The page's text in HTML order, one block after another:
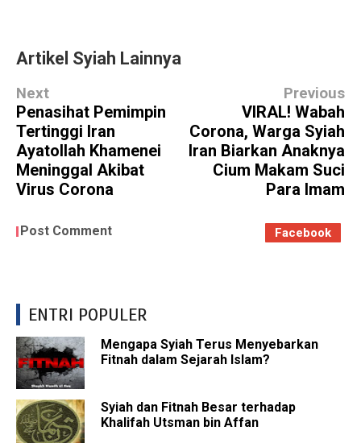
Artikel Syiah Lainnya
Next
Penasihat Pemimpin
Tertinggi Iran
Ayatollah Khamenei
Meninggal Akibat
Virus Corona
Previous
VIRAL! Wabah
Corona, Warga Syiah
Iran Biarkan Anaknya
Cium Makam Suci
Para Imam
Post Comment Facebook
ENTRI POPULER
Mengapa Syiah Terus Menyebarkan
Fitnah dalam Sejarah Islam?
Syiah dan Fitnah Besar terhadap
Khalifah Utsman bin Affan